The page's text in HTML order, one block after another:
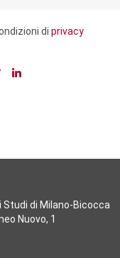
di privacy
Studi di Milano-Bicocca
Nuovo, 1